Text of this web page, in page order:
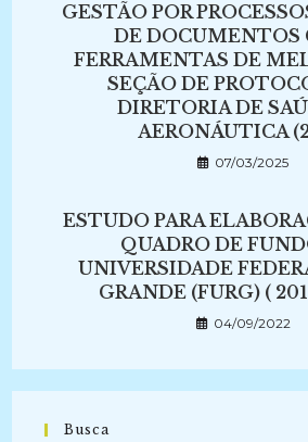
GESTÃO POR
DE DOCUMENTOS
FERRAMENTAS DE
SEÇÃO DE
DIRETORIA DE
AERONÁUTICA
07/03/2025
ESTUDO PARA
QUADRO DE
UNIVERSIDADE
GRANDE (FURG) (
04/09/2022
Busca